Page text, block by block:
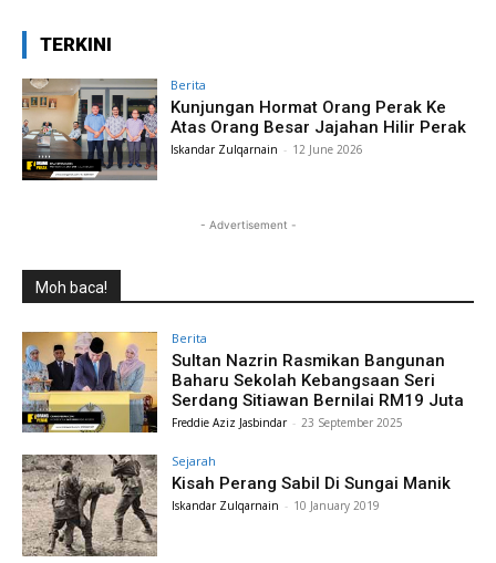
TERKINI
Berita
Kunjungan Hormat Orang Perak Ke
Atas Orang Besar Jajahan Hilir Perak
Iskandar Zulqarnain - 12 June 2026
- Advertisement -
Moh baca!
Berita
Sultan Nazrin Rasmikan Bangunan
Baharu Sekolah Kebangsaan Seri
Serdang Sitiawan Bernilai RM19 Juta
Freddie Aziz Jasbindar - 23 September 2025
Sejarah
Kisah Perang Sabil Di Sungai Manik
Iskandar Zulqarnain - 10 January 2019